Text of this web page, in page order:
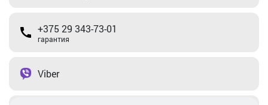
+375 29 343-73-01
гарантия
Viber